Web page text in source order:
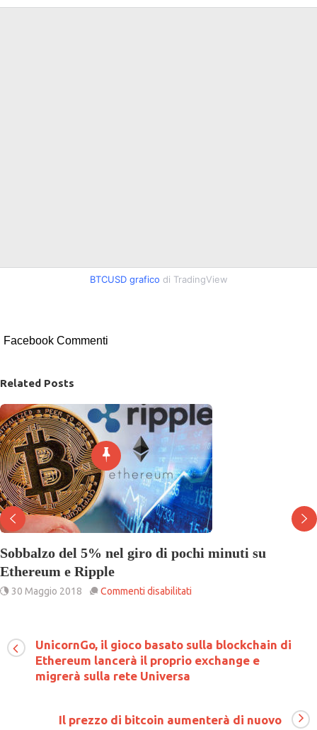
BTCUSD grafico di TradingView
Facebook Commenti
Related Posts
Sobbalzo del 5% nel giro di pochi minuti su
Ethereum e Ripple
30 Maggio 2018 Commenti disabilitati
nel
di
Ethereum
UnicornGo, il gioco basato sulla blockchain di
Ethereum lancerà il proprio exchange e
migrerà sulla rete Universa
Il prezzo di bitcoin aumenterà di nuovo